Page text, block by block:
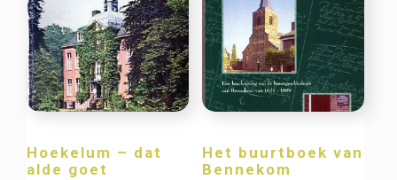
Hoekelum – dat
alde goet
Het buurtboek van
Bennekom